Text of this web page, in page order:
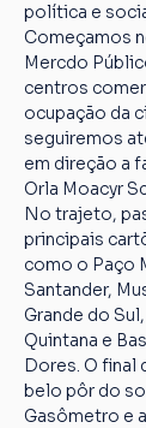
política e
Começamos
Mercdo
centros
ocupação da
seguiremos
em direção a
Orla Moacyr
No trajeto,
principais
como o Paço
Santander,
Grande do
Quintana e
Dores. O final
belo pôr do
Gasômetro e